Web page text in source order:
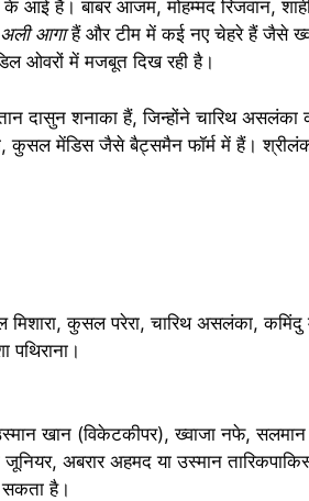
के आई है। बाबर आजम, मोहम्मद रिजवान,
आगाहैं और टीम में कई नए चेहरे हैं जैसे
ओवरों में मजबूत दिख रही है।
दासुन शनाका हैं, जिन्होंने चारिथ असलंका
कुसल मेंडिस जैसे बैट्समैन फॉर्म में हैं।
कुसल परेरा, चारिथ असलंका, कमिंदु
पथिराना।
खान (विकेटकीपर), ख्वाजा नफे,
अबरार अहमद या उस्मान
सकता है।